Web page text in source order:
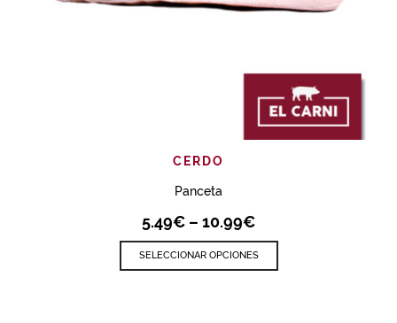
CERDO
Panceta
5.49€ – 10.99€
SELECCIONAR OPCIONES